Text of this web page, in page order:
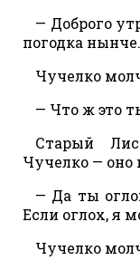
— Доброго
погодка нынче.
Чучелко
— Что ж это
Старый
Чучелко — оно
— Да ты
Если оглох, я
Чучелко